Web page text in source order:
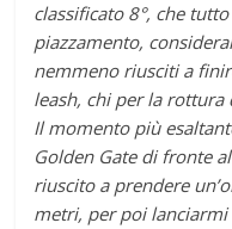
classificato 8°, che
piazzamento,
nemmeno riusciti a
leash, chi per la rottura
Il momento più
Golden Gate di fronte
riuscito a prendere
metri, per poi